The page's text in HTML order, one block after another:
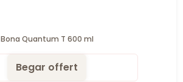
Bona Quantum T 600 ml
Begar offert